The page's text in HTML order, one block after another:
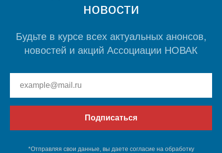
новости
Будьте в курсе всех актуальных анонсов,
новостей и акций Ассоциации НОВАК
Подписаться
*Отправляя свои данные, вы даете согласие на обработку